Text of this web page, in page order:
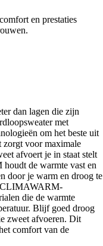
en prestaties
dan lagen die zijn
met
om het beste uit
zorgt voor maximale
afvoert je in staat stelt
de warmte vast en
door je warm en droog te
CLIMAWARM-
die de warmte
Blijf goed droog
zweet afvoeren. Dit
comfort van de